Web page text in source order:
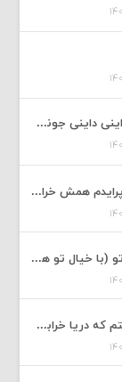
دانلود آهنگ مصطفی ابراهیمی به نام داینی داینی جونم قربون پنج تیر پرونم
دانلود آهنگ امیر غلامی به نام «پرایدم پرایدم همش خرابه یار نیو کنارم دیگه پولی نداروم (ریمیکس اینستاگرام)»
دانلود آهنگ محسن یگانه به نام خیال تو (با خیال تو هنوزم مثل هر روز و همیشه ریمیکس)
دانلود آهنگ علی ایلمان به نام دریا (گفتم که دریا خرابه نمه بارونه لب شط و نبین)